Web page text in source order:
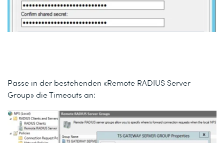
Passe in der bestehenden «Remote RADIUS Server
Group» die Timeouts an: